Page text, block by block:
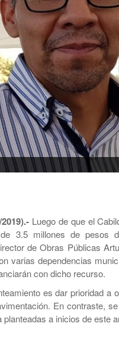
Luego de que el
3.5 millones de pesos
de Obras Públicas
varias dependencias
con dicho recurso.
es dar prioridad a
En contraste,
a inicios de este